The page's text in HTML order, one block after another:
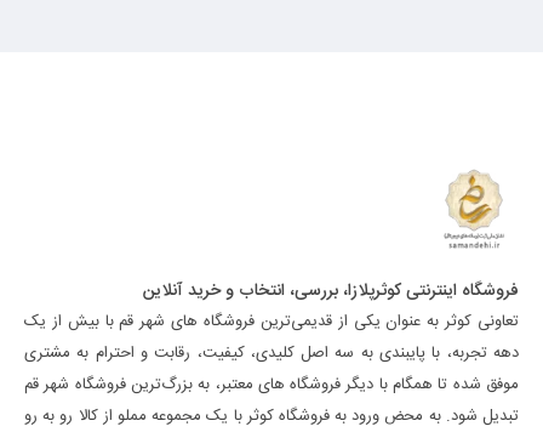
فروشگاه اینترنتی کوثرپلازا، بررسی، انتخاب و خرید آنلاین
تعاونی کوثر به عنوان یکی از قدیمی‌ترین فروشگاه های شهر قم با بیش از یک
دهه تجربه، با پایبندی به سه اصل کلیدی، کیفیت، رقابت و احترام به مشتری
موفق شده تا همگام با دیگر فروشگاه های معتبر، به بزرگ‌ترین فروشگاه شهر قم
تبدیل شود. به محض ورود به فروشگاه کوثر با یک مجموعه مملو از کالا رو به رو